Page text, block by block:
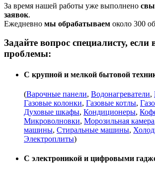
За время нашей работы уже выполнено
заявок.
Ежедневно мы обрабатываем около 300
Задайте вопрос специалисту, если
проблемы:
С крупной и мелкой бытовой
(Варочные панели, Водонагреватели,
Газовые колонки, Газовые котлы,
Духовые шкафы, Кондиционеры,
Микроволновки, Морозильная камера
машины, Стиральные машины,
Электроплиты)
С электроникой и цифровыми